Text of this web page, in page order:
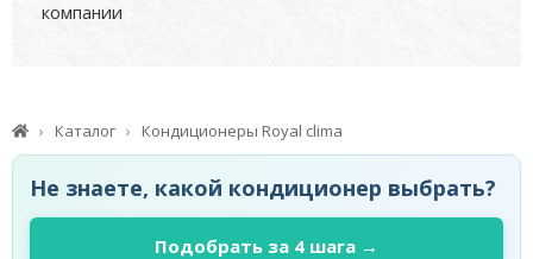
компании
Каталог Кондиционеры Royal clima
Не знаете, какой кондиционер выбрать?
Подобрать за 4 шага →